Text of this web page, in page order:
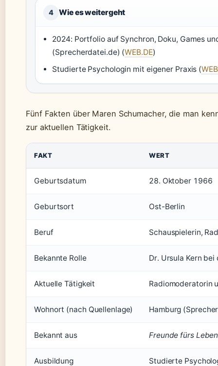
4 Wie es weitergeht
2024: Portfolio auf Synchron, Doku, Games
(Sprecherdatei.de) (WEB.DE)
Studierte Psychologin mit eigener Praxis (
Fünf Fakten über Maren Schumacher, die man
zur aktuellen Tätigkeit.
FAKT WERT
Geburtsdatum 28. Oktober 1966
Geburtsort Ost-Berlin
Beruf Schauspielerin,
Bekannte Rolle Dr. Ursula Kern
Aktuelle Tätigkeit Radiomoderatorin
Wohnort (nach Quellenlage) Hamburg
Bekannt aus Freunde fürs Leben
Ausbildung Studierte